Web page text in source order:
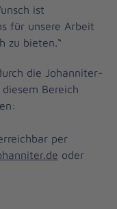
ist
für unsere Arbeit
zu bieten.“
die Johanniter-
Bereich
per
oder